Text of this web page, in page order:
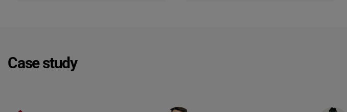
Case study